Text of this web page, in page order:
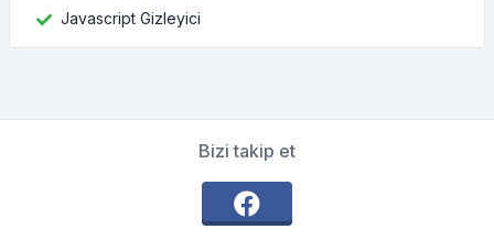
Javascript Gizleyici
Bizi takip et